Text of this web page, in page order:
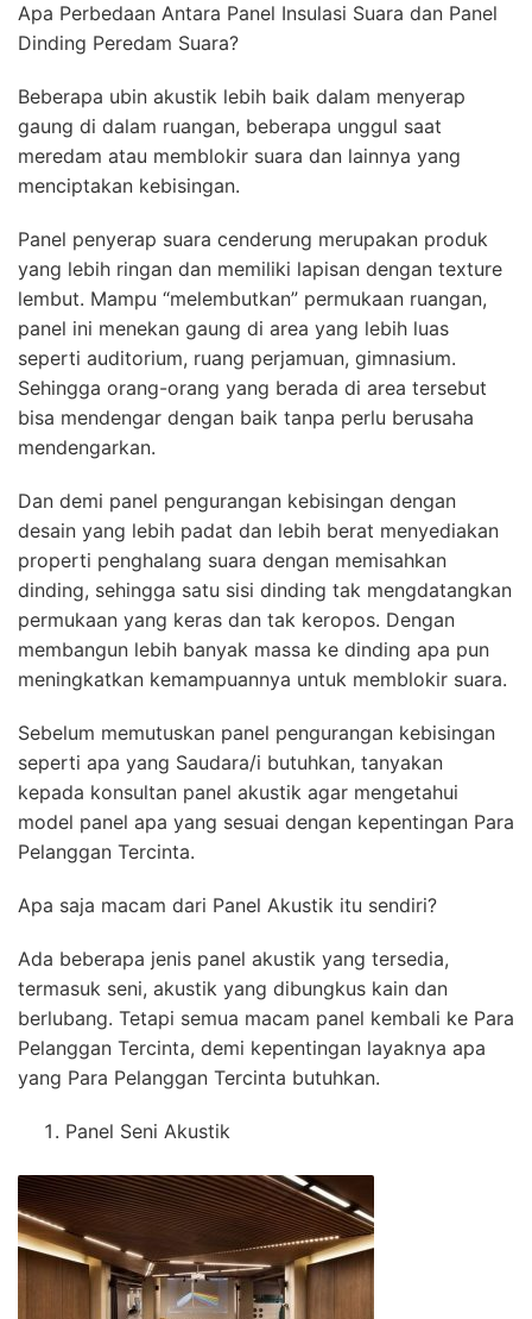
Apa Perbedaan Antara Panel Insulasi Suara dan Panel
Dinding Peredam Suara?
Beberapa ubin akustik lebih baik dalam menyerap
gaung di dalam ruangan, beberapa unggul saat
meredam atau memblokir suara dan lainnya yang
menciptakan kebisingan.
Panel penyerap suara cenderung merupakan produk
yang lebih ringan dan memiliki lapisan dengan texture
lembut. Mampu “melembutkan” permukaan ruangan,
panel ini menekan gaung di area yang lebih luas
seperti auditorium, ruang perjamuan, gimnasium.
Sehingga orang-orang yang berada di area tersebut
bisa mendengar dengan baik tanpa perlu berusaha
mendengarkan.
Dan demi panel pengurangan kebisingan dengan
desain yang lebih padat dan lebih berat menyediakan
properti penghalang suara dengan memisahkan
dinding, sehingga satu sisi dinding tak mengdatangkan
permukaan yang keras dan tak keropos. Dengan
membangun lebih banyak massa ke dinding apa pun
meningkatkan kemampuannya untuk memblokir suara.
Sebelum memutuskan panel pengurangan kebisingan
seperti apa yang Saudara/i butuhkan, tanyakan
kepada konsultan panel akustik agar mengetahui
model panel apa yang sesuai dengan kepentingan Para
Pelanggan Tercinta.
Apa saja macam dari Panel Akustik itu sendiri?
Ada beberapa jenis panel akustik yang tersedia,
termasuk seni, akustik yang dibungkus kain dan
berlubang. Tetapi semua macam panel kembali ke Para
Pelanggan Tercinta, demi kepentingan layaknya apa
yang Para Pelanggan Tercinta butuhkan.
Panel Seni Akustik